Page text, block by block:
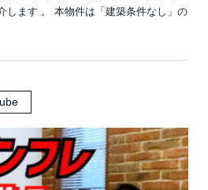
します 。 本物件は「建築条件なし」の